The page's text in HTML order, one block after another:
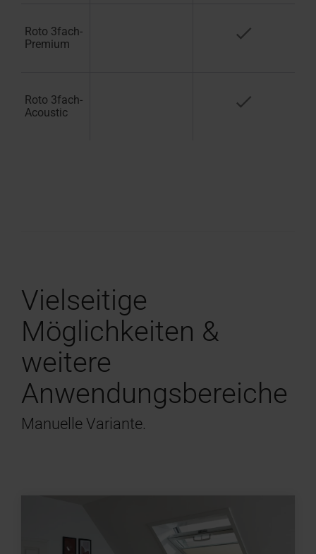
Roto 3fach-
Premium
Roto 3fach-
Acoustic
Vielseitige
Möglichkeiten &
weitere
Anwendungsbereiche
Manuelle Variante.